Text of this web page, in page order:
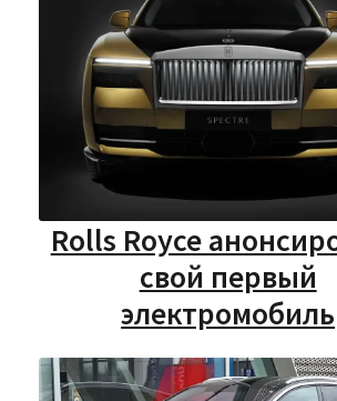
Rolls Royce
свой первый
электромобиль